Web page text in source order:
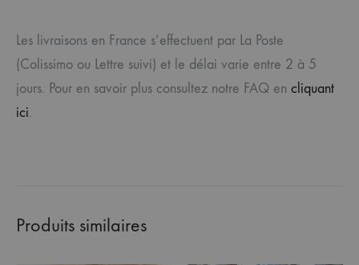
Les livraisons en France s’effectuent par La Poste
(Colissimo ou Lettre suivi) et le délai varie entre 2 à 5
jours. Pour en savoir plus consultez notre FAQ en cliquant
ici.
Produits similaires